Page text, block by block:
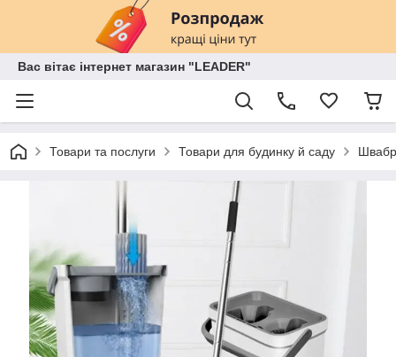
Вас вітає інтернет магазин "LEADER"
Товари та послуги Товари для будинку й саду